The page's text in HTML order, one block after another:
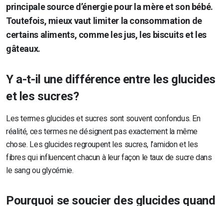
principale source d’énergie pour la mère et son bébé.
Toutefois, mieux vaut limiter la consommation de
certains aliments, comme les jus, les biscuits et les
gâteaux.
Y a-t-il une différence entre les glucides
et les sucres?
Les termes glucides et sucres sont souvent confondus. En
réalité, ces termes ne désignent pas exactement la même
chose. Les glucides regroupent les sucres, l’amidon et les
fibres qui influencent chacun à leur façon le taux de sucre dans
le sang ou glycémie.
Pourquoi se soucier des glucides quand